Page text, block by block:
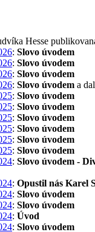
Hesse
: Slovo úvodem
: Slovo úvodem
: Slovo úvodem
: Slovo úvodem a
: Slovo úvodem
: Slovo úvodem
: Slovo úvodem
: Slovo úvodem
: Slovo úvodem
: Slovo úvodem
: Slovo úvodem -
: Opustil nás Karel
: Slovo úvodem
: Slovo úvodem
: Úvod
: Slovo úvodem